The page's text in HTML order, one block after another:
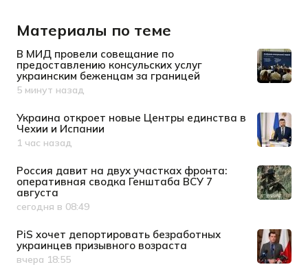
Материалы по теме
В МИД провели совещание по
предоставлению консульских услуг
украинским беженцам за границей
Дата публикации
5 минут назад
Украина откроет новые Центры единства в
Чехии и Испании
Дата публикации
1 час назад
Россия давит на двух участках фронта:
оперативная сводка Генштаба ВСУ 7
августа
Дата публикации
сегодня в 08:49
PiS хочет депортировать безработных
украинцев призывного возраста
Дата публикации
вчера 18:55